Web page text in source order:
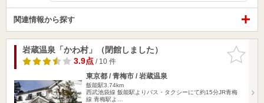
関連情報から探す
お気に入
りに追加
岩蔵温泉「かわ村」（閉館しました）
3.9点/ 10 件
東京都 / 青梅市 / 岩蔵温泉
飯能駅3.74km
西武池袋線 飯能駅よりバス・タクシーにて約15分JR青梅
線 青梅駅よ…